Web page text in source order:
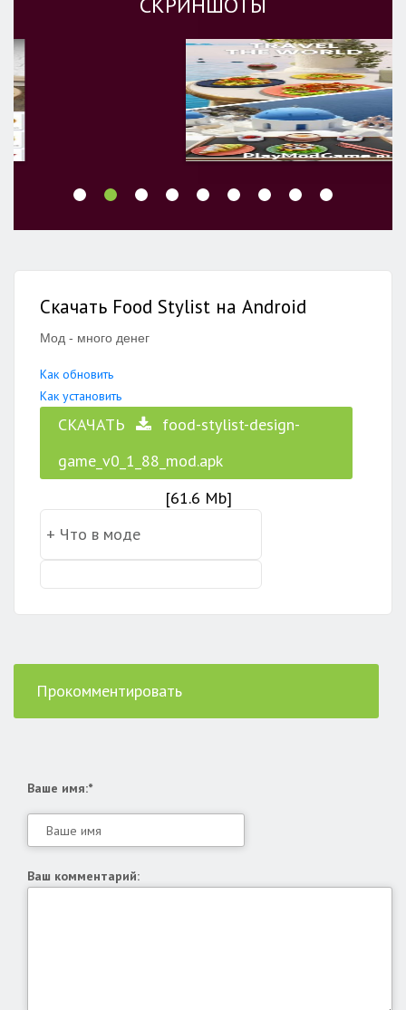
Скачать Food Stylist на Android
Мод - много денег
Как обновить
Как установить
СКАЧАТЬ
food-stylist-design-
game_v0_1_88_mod.apk
[61.6 Mb]
Прокомментировать
Ваше имя:*
Ваш комментарий: